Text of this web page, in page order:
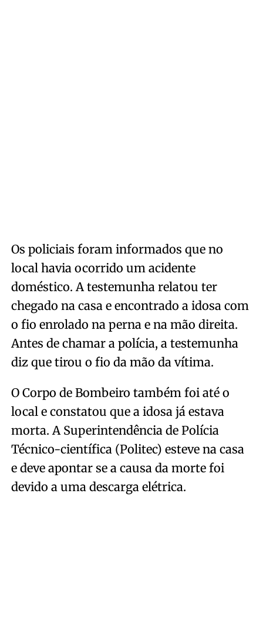
Os policiais foram informados que no
local havia ocorrido um acidente
doméstico. A testemunha relatou ter
chegado na casa e encontrado a idosa com
o fio enrolado na perna e na mão direita.
Antes de chamar a polícia, a testemunha
diz que tirou o fio da mão da vítima.
O Corpo de Bombeiro também foi até o
local e constatou que a idosa já estava
morta. A Superintendência de Polícia
Técnico-científica (Politec) esteve na casa
e deve apontar se a causa da morte foi
devido a uma descarga elétrica.